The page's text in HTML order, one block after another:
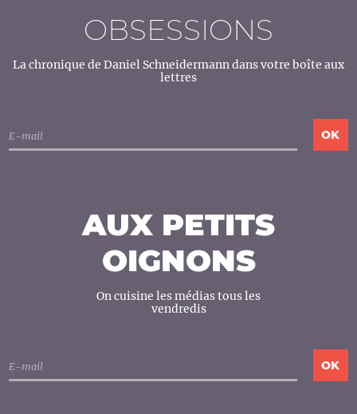
OBSESSIONS
La chronique de Daniel Schneidermann dans votre boîte aux
lettres
AUX PETITS
OIGNONS
On cuisine les médias tous les
vendredis